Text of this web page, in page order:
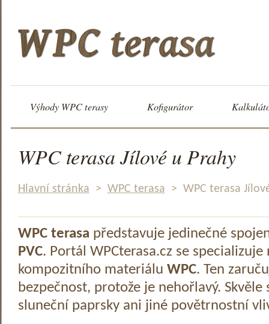
Výhody WPC terasy Kofigurátor
WPC terasa Jílové u Prahy
Hlavní stránka > WPC terasa > WPC terasa
WPC terasa představuje jedinečné
PVC. Portál WPCterasa.cz se specializuje
kompozitního materiálu WPC. Ten
bezpečnost, protože je nehořlavý.
sluneční paprsky ani jiné povětrnostní